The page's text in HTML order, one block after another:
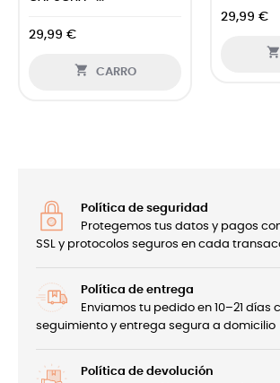
29,99 €
 CARRO
29,99 €

Política de seguridad
Protegemos tus datos y pagos
SSL y protocolos seguros en cada
Política de entrega
Enviamos tu pedido en 10–21 días
seguimiento y entrega segura a domicilio
Política de devolución